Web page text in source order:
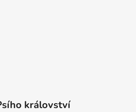
království